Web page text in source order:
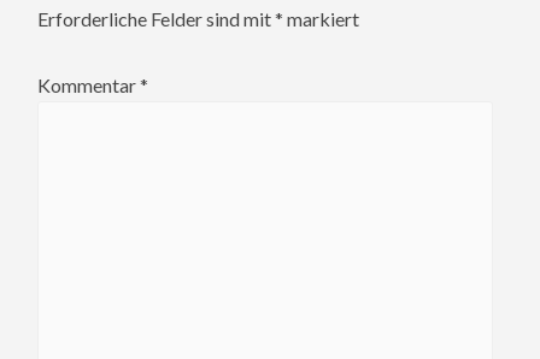
Erforderliche Felder sind mit* markiert
Kommentar*